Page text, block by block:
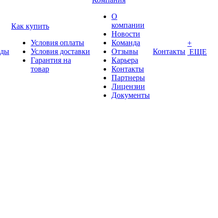
Как купить
Условия оплаты
Условия доставки
Гарантия на
товар
О
компании
Новости
Команда
Отзывы
Карьера
Контакты
Партнеры
Лицензии
Документы
Контакты
+
ЕЩЕ